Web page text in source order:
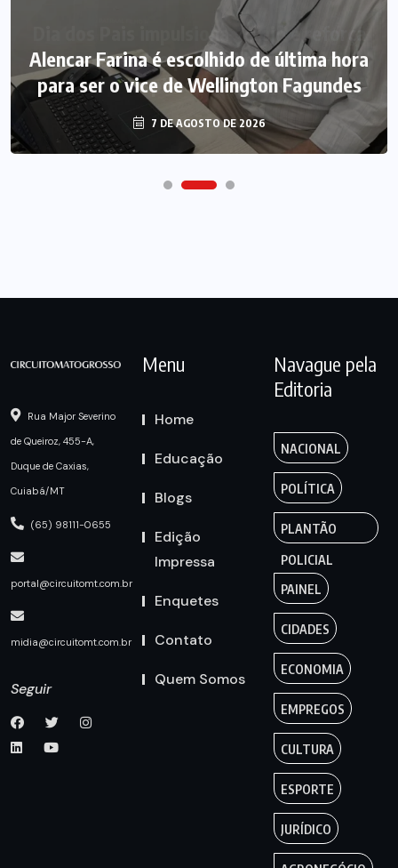
Alencar Farina é escolhido de última hora
para ser o vice de Wellington Fagundes
7 DE AGOSTO DE 2026
Rua Major Severino
de Queiroz, 455-A,
Duque de Caxias,
Cuiabá/MT
(65) 98111-0655
portal@circuitomt.com.br
midia@circuitomt.com.br
Seguir
Menu
Home
Educação
Blogs
Edição
Impressa
Enquetes
Contato
Quem Somos
Navague pela
Editoria
NACIONAL
POLÍTICA
PLANTÃO
POLICIAL
PAINEL
CIDADES
ECONOMIA
EMPREGOS
CULTURA
ESPORTE
JURÍDICO